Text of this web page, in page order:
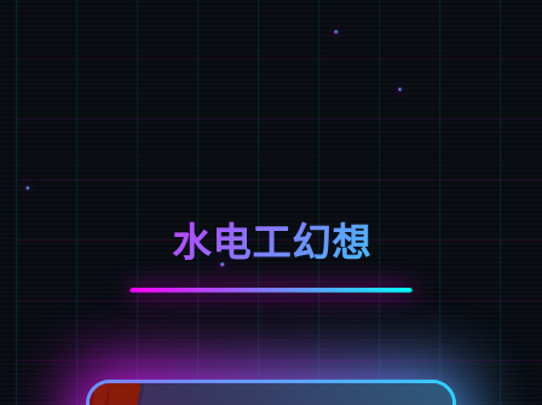
水电工幻想